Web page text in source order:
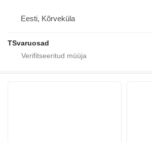
Eesti, Kõrveküla
TSvaruosad